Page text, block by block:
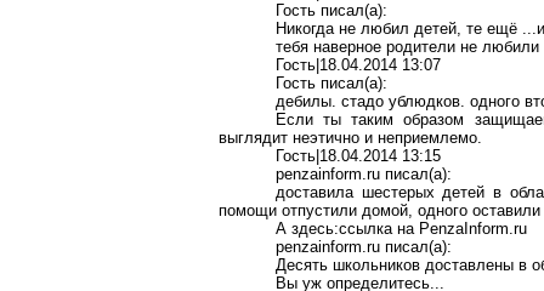
Гость писал(a):
Никогда не любил детей, те ещё
тебя наверное родители не любили
Гость|18.04.2014 13:07
Гость писал(a):
дебилы. стадоублюдков. одного
Если ты таким образом
выглядит неэтично и неприемлемо.
Гость |18.04.2014 13:15
penzainform.ruписал(a):
доставила шестерых детей в
помощи отпустили домой, одного
Аздесь:ссылкана PenzaInform.ru
penzainform.ru писал(a):
Десять школьников доставлены в
Вы уж определитесь...